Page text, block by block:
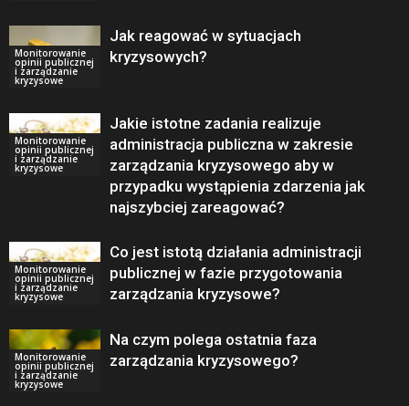
Monitorowanie
opinii publicznej
i zarządzanie
kryzysowe
Jak reagować w sytuacjach
kryzysowych?
Monitorowanie
opinii publicznej
i zarządzanie
kryzysowe
Jakie istotne zadania realizuje
administracja publiczna w zakresie
zarządzania kryzysowego aby w
przypadku wystąpienia zdarzenia jak
najszybciej zareagować?
Monitorowanie
opinii publicznej
i zarządzanie
kryzysowe
Co jest istotą działania administracji
publicznej w fazie przygotowania
zarządzania kryzysowe?
Monitorowanie
opinii publicznej
i zarządzanie
kryzysowe
Na czym polega ostatnia faza
zarządzania kryzysowego?